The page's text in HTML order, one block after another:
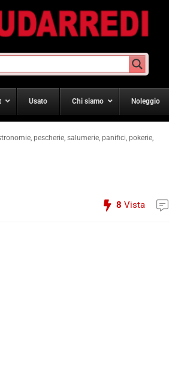
Usato Chi siamo Noleggio
pescherie, salumerie, panifici, pokerie,
8 Vista